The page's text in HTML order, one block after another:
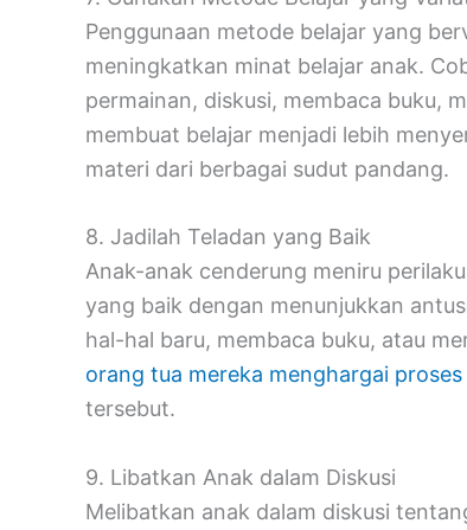
Penggunaan metode belajar yang
meningkatkan minat belajar anak.
permainan, diskusi, membaca buku,
membuat belajar menjadi lebih
materi dari berbagai sudut pandang.
8. Jadilah Teladan yang Baik
Anak-anak cenderung meniru
yang baik dengan menunjukkan
hal-hal baru, membaca buku, atau
orang tua mereka menghargai proses
tersebut.
9. Libatkan Anak dalam Diskusi
Melibatkan anak dalam diskusi